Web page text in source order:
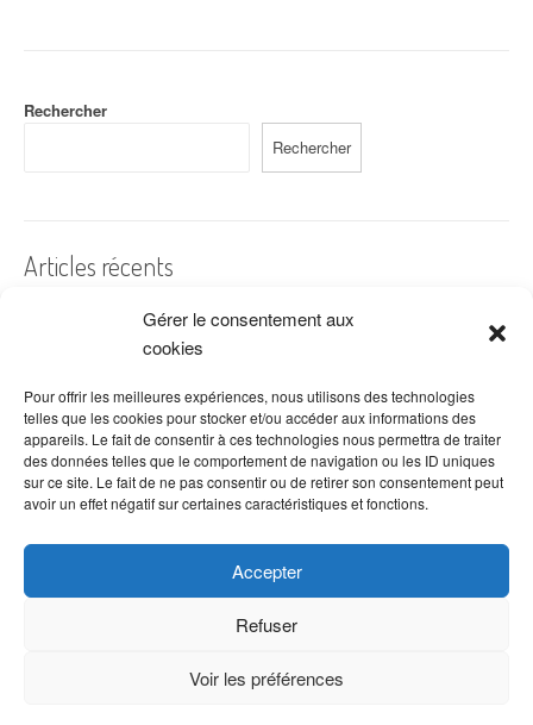
Gérer le consentement aux
cookies
Pour offrir les meilleures expériences, nous utilisons des technologies
telles que les cookies pour stocker et/ou accéder aux informations des
appareils. Le fait de consentir à ces technologies nous permettra de traiter
des données telles que le comportement de navigation ou les ID uniques
sur ce site. Le fait de ne pas consentir ou de retirer son consentement peut
avoir un effet négatif sur certaines caractéristiques et fonctions.
Accepter
Refuser
Voir les préférences
Rechercher
Rechercher
Articles récents
A quelles dates de l’année offre-t-on des fleurs ?
Les fleurs préférées des Français
Combien de fois arroser un cactus ?
Quelles fleurs offrir pour la fête des mères ?
Idées de décoration avec fleurs séchées